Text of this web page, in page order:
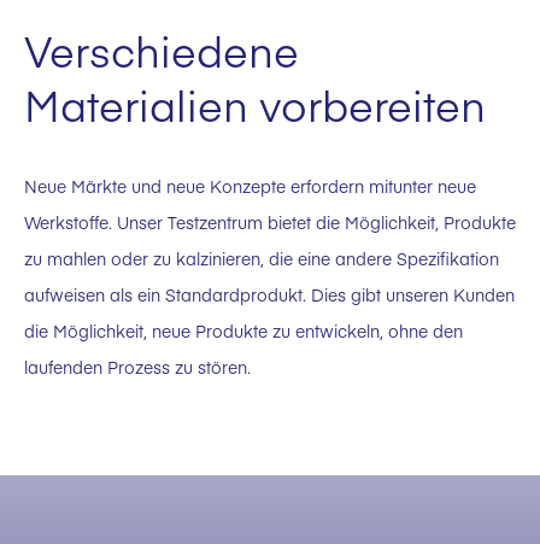
Hochofenschlacke
Kalziumhydroxid
Lehm
Kohle
Verschiedene
Materialien vorbereiten
Neue Märkte und neue Konzepte erfordern mitunter neue
Werkstoffe. Unser Testzentrum bietet die Möglichkeit, Produkte
zu mahlen oder zu kalzinieren, die eine andere Spezifikation
aufweisen als ein Standardprodukt. Dies gibt unseren Kunden
die Möglichkeit, neue Produkte zu entwickeln, ohne den
laufenden Prozess zu stören.